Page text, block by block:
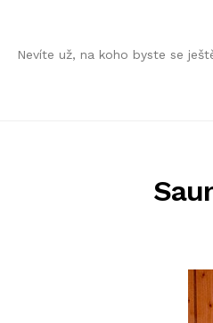
Nevíte už, na koho byste se